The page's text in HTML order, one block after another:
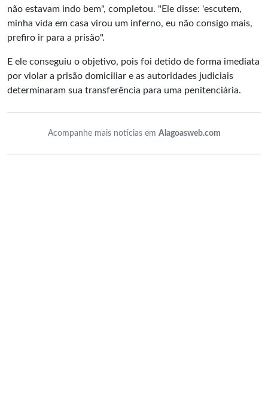
não estavam indo bem", completou. "Ele disse: 'escutem,
minha vida em casa virou um inferno, eu não consigo mais,
prefiro ir para a prisão".
E ele conseguiu o objetivo, pois foi detido de forma imediata
por violar a prisão domiciliar e as autoridades judiciais
determinaram sua transferência para uma penitenciária.
Acompanhe mais notícias em Alagoasweb.com